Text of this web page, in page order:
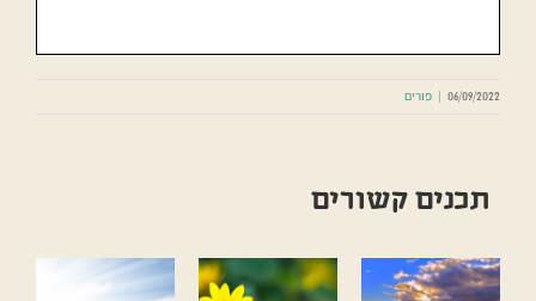
06/09/2022
| פורים
תכנים קשורים